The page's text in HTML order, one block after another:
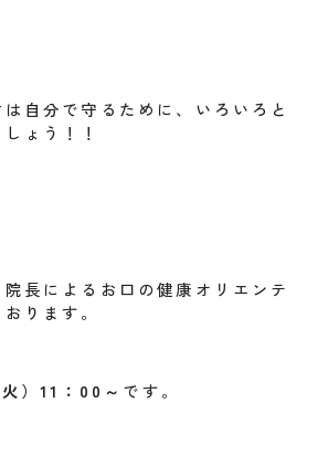
自分で守るために、いろいろと
ょう！！
長によるお口の健康オリエンテ
ります。
）11：00～ です。